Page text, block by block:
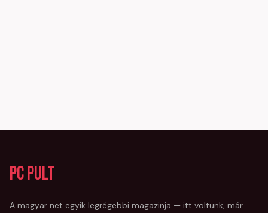
PC Pult
A magyar net egyik legrégebbi magazinja — itt voltunk, már